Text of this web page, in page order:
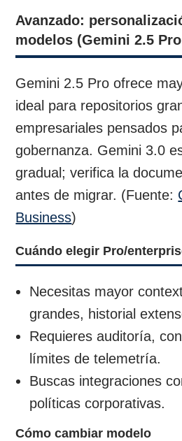
Avanzado:
modelos (Gemini 2.5
Gemini 2.5 Pro ofrece
ideal para repositorios
empresariales pensados
gobernanza. Gemini 3.0
gradual; verifica la
antes de migrar. (Fuente:
Business)
Cuándo elegir Pro/
Necesitas mayor
grandes, historial
Requieres auditoría,
límites de telemetría.
Buscas integraciones
políticas corporativas.
Cómo cambiar modelo